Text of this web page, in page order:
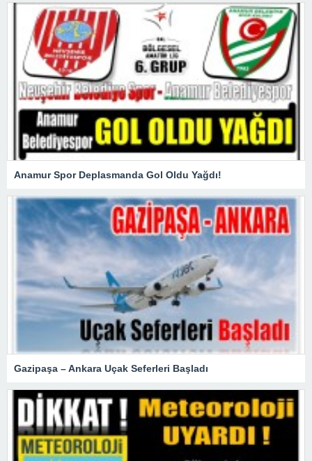
Anamur Spor Deplasmanda Gol Oldu Yağdı!
Gazipaşa – Ankara Uçak Seferleri Başladı